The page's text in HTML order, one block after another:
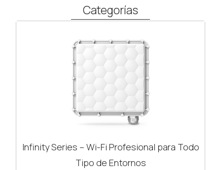
Categorías
Infinity Series – Wi-Fi Profesional para Todo
Tipo de Entornos